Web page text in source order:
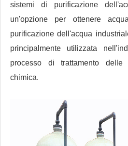
sistemi di purificazione
un'opzione per ottenere
purificazione dell'acqua
principalmente utilizzata
processo di trattamento
chimica.